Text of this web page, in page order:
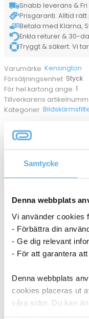
Samtycke
Denna webbplats
Vi använder cookies
- Förbättra din
- Ge dig relevant
- För att garantera
Denna webbplats
cookies placeras ut
våra sidor. Du kan
Snabb leverans &
Prisgaranti. Alltid
Betala med Klarna,
Enkla returer & 30-
Tryggt & säkert. Vi
Varumärke Kensington
Försäljningsenhet Styck
För hel kartong ange 1
Tillverkarens
Kategorier